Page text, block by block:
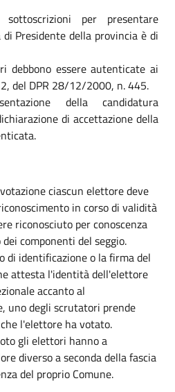
per presentare
Presidente della provincia è di
debbono essere autenticate ai
del DPR 28/12/2000, n. 445.
della candidatura
di accettazione della
ciascun elettore deve
in corso di validità
riconosciuto per conoscenza
componenti del seggio.
di identificazione o la firma del
attesta l'identità dell'elettore
accanto al
uno degli scrutatori prende
l'elettore ha votato.
gli elettori hanno a
diverso a seconda della fascia
del proprio Comune.